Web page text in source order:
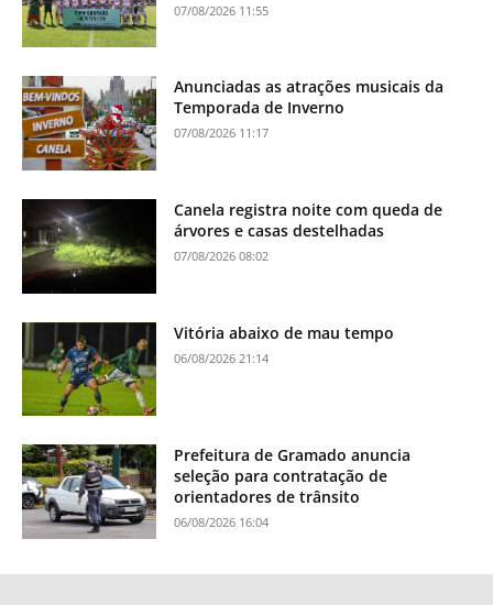
07/08/2026 11:55
Anunciadas as atrações musicais da
Temporada de Inverno
07/08/2026 11:17
Canela registra noite com queda de
árvores e casas destelhadas
07/08/2026 08:02
Vitória abaixo de mau tempo
06/08/2026 21:14
Prefeitura de Gramado anuncia
seleção para contratação de
orientadores de trânsito
06/08/2026 16:04